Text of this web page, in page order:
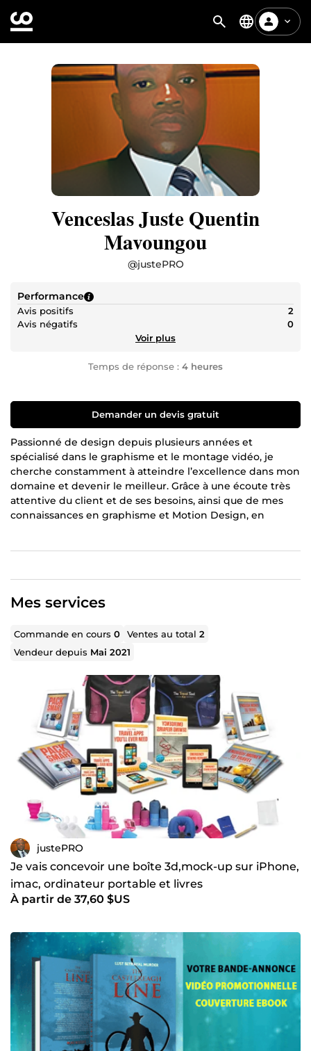
Venceslas Juste Quentin
Mavoungou
@justePRO
Performance
Avis positifs
2
Avis négatifs
0
Voir plus
Temps de réponse : 4 heures
Demander un devis gratuit
Passionné de design depuis plusieurs années et
spécialisé dans le graphisme et le montage vidéo, je
cherche constamment à atteindre l’excellence dans mon
domaine et devenir le meilleur. Grâce à une écoute très
attentive du client et de ses besoins, ainsi que de mes
connaissances en graphisme et Motion Design, en
Je possède des compétences dans l'ensemble de ces
domaines :
Création / Vectorisation & amélioration de logo
Création de couverture d'ebook (e-book)
Création de et montage vidéo / vidéos YouTube
Création de Tunnel de vente
Création de carte de visite
Création de bannière
Création de flyers / d'affiches papier ou numériques
Motion Design
Mes services
Commande en cours0 Ventes au total2
Vendeur depuis Mai 2021
justePRO
Je vais concevoir une boîte 3d,mock-up sur iPhone,
imac, ordinateur portable et livres
À partir de 37,60 $US